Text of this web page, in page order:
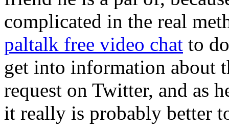
complicated in the real
paltalk free video chat to
get into information about
request on Twitter, and as
it really is probably better